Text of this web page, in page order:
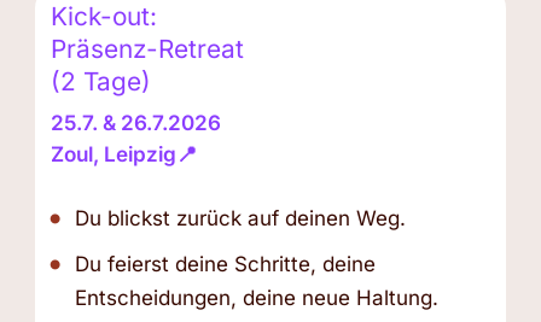
Kick-out:
Präsenz-Retreat
(2 Tage)
25.7. & 26.7.2026
Zoul, Leipzig📍
Du blickst zurück auf deinen Weg.
Du feierst deine Schritte, deine
Entscheidungen, deine neue Haltung.